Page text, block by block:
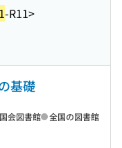
-R11>
基礎
会図書館 全国の図書館